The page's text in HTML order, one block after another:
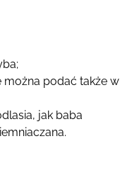
można podać także w
jak baba